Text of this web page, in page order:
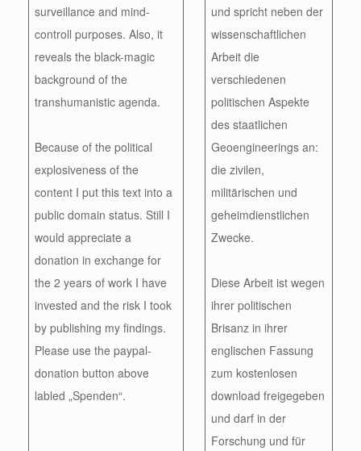
surveillance and mind-
controll purposes. Also, it
reveals the black-magic
background of the
transhumanistic agenda.
Because of the political
explosiveness of the
content I put this text into a
public domain status. Still I
would appreciate a
donation in exchange for
the 2 years of work I have
invested and the risk I took
by publishing my findings.
Please use the paypal-
donation button above
labled „Spenden“.
und spricht neben der
wissenschaftlichen
Arbeit die
verschiedenen
politischen Aspekte
des staatlichen
Geoengineerings an:
die zivilen,
militärischen und
geheimdienstlichen
Zwecke.
Diese Arbeit ist wegen
ihrer politischen
Brisanz in ihrer
englischen Fassung
zum kostenlosen
download freigegeben
und darf in der
Forschung und für